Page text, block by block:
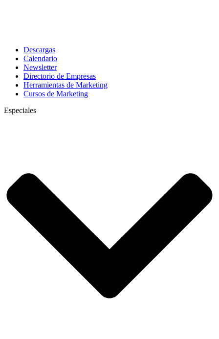
Descargas
Calendario
Newsletter
Directorio de Empresas
Herramientas de Marketing
Cursos de Marketing
Especiales